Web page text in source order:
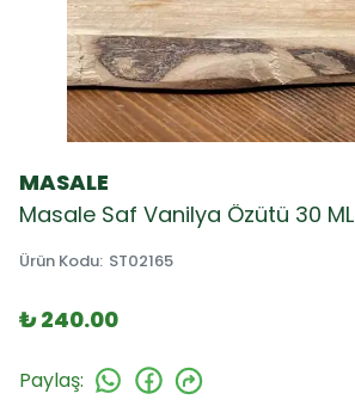
MASALE
Masale Saf Vanilya Özütü 30 ML
Ürün Kodu: ST02165
₺ 240.00
Paylaş: